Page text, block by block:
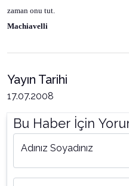
zaman onu tut.
Machiavelli
Yayın Tarihi
17.07.2008
Bu Haber İçin
Adınız Soyadınız